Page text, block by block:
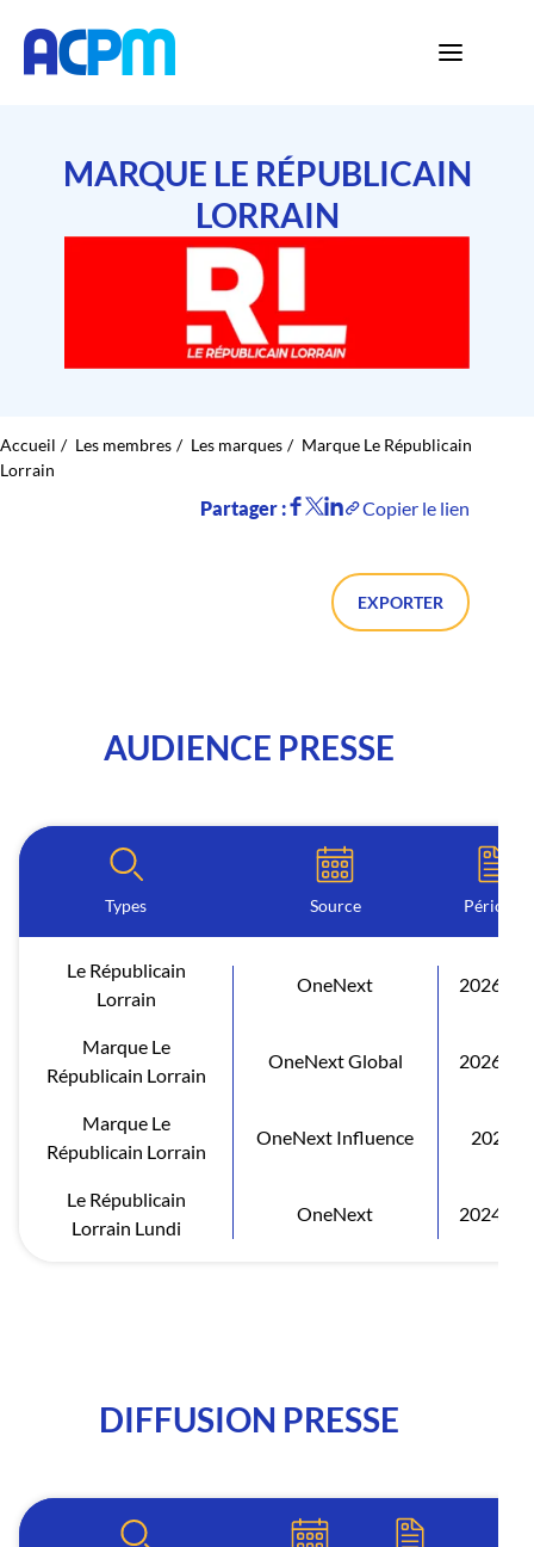
MARQUE LE RÉPUBLICAIN
LORRAIN
Accueil Les membres Les marques
Marque Le Républicain
Lorrain
Partager : Copier le lien
EXPORTER
AUDIENCE PRESSE
Types Source Période
Le Républicain
Lorrain
OneNext 2026 S1
Marque Le
Républicain Lorrain
OneNext Global 2026 S1
Marque Le
Républicain Lorrain
OneNext Influence 2026
Le Républicain
Lorrain Lundi
OneNext 2024 S1
DIFFUSION PRESSE